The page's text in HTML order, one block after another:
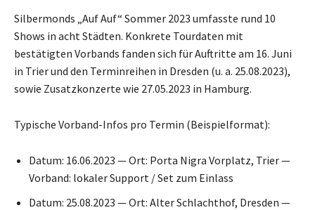
Silbermonds „Auf Auf“ Sommer 2023 umfasste rund 10
Shows in acht Städten. Konkrete Tourdaten mit
bestätigten Vorbands fanden sich für Auftritte am 16. Juni
in Trier und den Terminreihen in Dresden (u. a. 25.08.2023),
sowie Zusatzkonzerte wie 27.05.2023 in Hamburg.
Typische Vorband-Infos pro Termin (Beispielformat):
Datum: 16.06.2023 — Ort: Porta Nigra Vorplatz, Trier —
Vorband: lokaler Support / Set zum Einlass
Datum: 25.08.2023 — Ort: Alter Schlachthof, Dresden —